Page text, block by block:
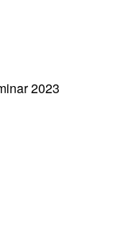
von
2023